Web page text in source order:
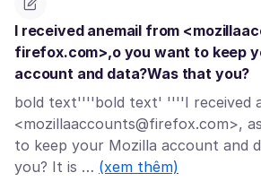
I received anemail from
firefox.com>,o you want to keep
account and data?Was that you?
bold text''''bold text' ''''I received
<mozillaaccounts@firefox.com>,
to keep your Mozilla account and
you? It is … (xem thêm)